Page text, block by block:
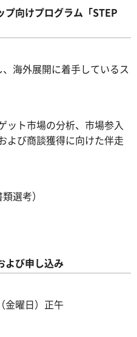
プ向けプログラム「STEP
海外展開に着手しているス
ット市場の分析、市場参入
よび商談獲得に向けた伴走
選考）
よび申し込み
金曜日）正午